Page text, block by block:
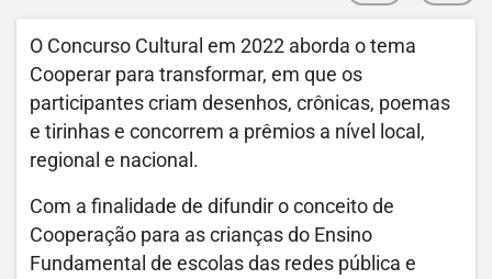
O Concurso Cultural em 2022 aborda o tema
Cooperar para transformar, em que os
participantes criam desenhos, crônicas, poemas
e tirinhas e concorrem a prêmios a nível local,
regional e nacional.
Com a finalidade de difundir o conceito de
Cooperação para as crianças do Ensino
Fundamental de escolas das redes pública e